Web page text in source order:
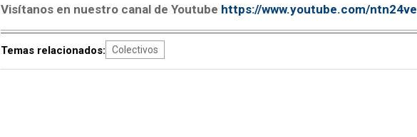
Visítanos en nuestro canal de Youtube https://www.youtube.com/ntn24ve
Temas relacionados: Colectivos